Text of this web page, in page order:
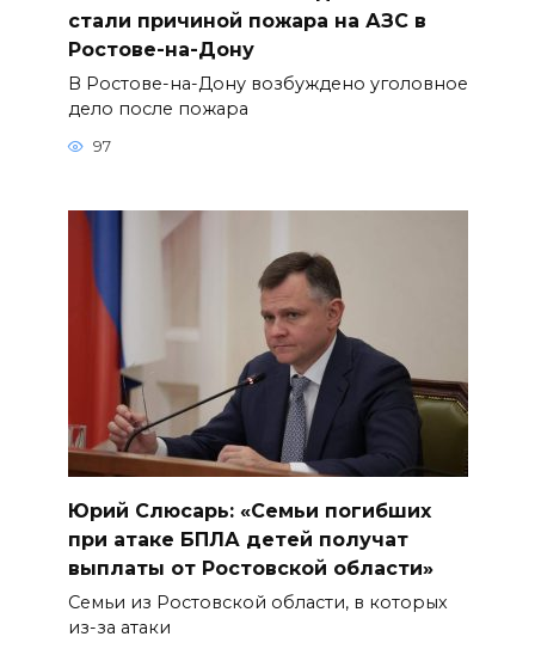
стали причиной пожара на АЗС в
Ростове-на-Дону
В Ростове-на-Дону возбуждено уголовное
дело после пожара
97
Юрий Слюсарь: «Семьи погибших
при атаке БПЛА детей получат
выплаты от Ростовской области»
Семьи из Ростовской области, в которых
из-за атаки